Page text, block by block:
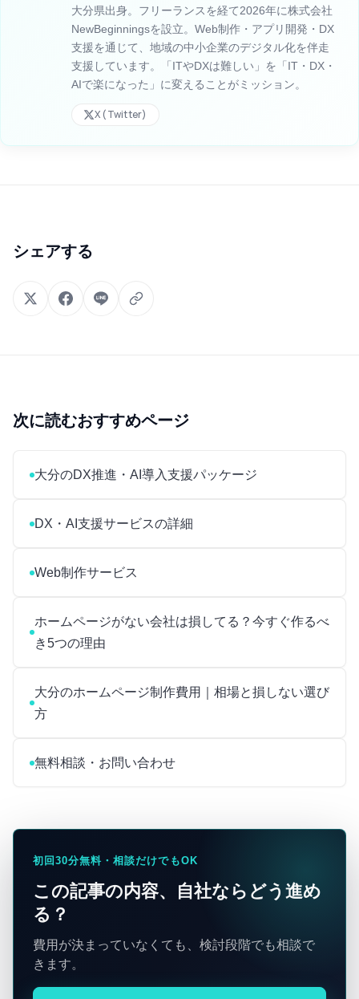
大分県出身。フリーランスを経て2026年に株式会社
NewBeginningsを設立。Web制作・アプリ開発・DX
支援を通じて、地域の中小企業のデジタル化を伴走
支援しています。「ITやDXは難しい」を「IT・DX・
AIで楽になった」に変えることがミッション。
X (Twitter)
シェアする
次に読むおすすめページ
大分のDX推進・AI導入支援パッケージ
DX・AI支援サービスの詳細
Web制作サービス
ホームページがない会社は損してる？今すぐ作るべ
き5つの理由
大分のホームページ制作費用｜相場と損しない選び
方
無料相談・お問い合わせ
初回30分無料・相談だけでもOK
この記事の内容、自社ならどう進め
る？
費用が決まっていなくても、検討段階でも相談で
きます。